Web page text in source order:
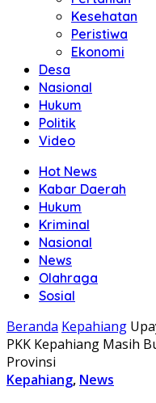
Kesehatan
Peristiwa
Ekonomi
Desa
Nasional
Hukum
Politik
Video
Hot News
Kabar Daerah
Hukum
Kriminal
Nasional
News
Olahraga
Sosial
Beranda Kepahiang
PKK Kepahiang Masih
Provinsi
Kepahiang, News